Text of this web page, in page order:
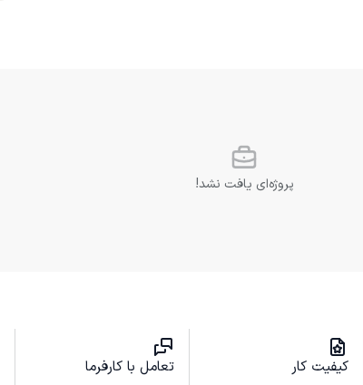
پروژه‌ای یافت نشد!
کیفیت کار تعامل با کارفرما